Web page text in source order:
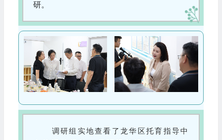
研。
调研组实地查看了龙华区托育指导中